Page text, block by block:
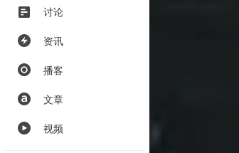
讨论
资讯
播客
文章
视频